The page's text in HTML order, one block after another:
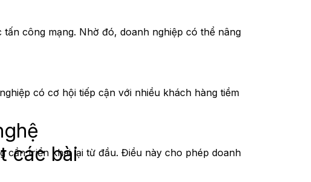
các bài
công mạng. Nhờ đó, doanh nghiệp có thể nâng
có cơ hội tiếp cận với nhiều khách hàng tiềm
cần triển khai lại từ đầu. Điều này cho phép doanh